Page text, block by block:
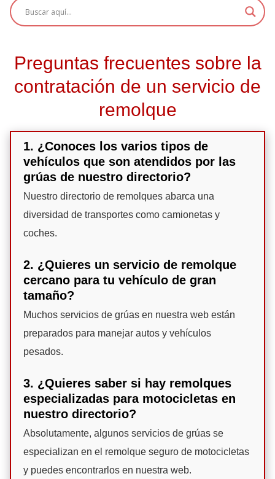
Preguntas frecuentes sobre la
contratación de un servicio de
remolque
1. ¿Conoces los varios tipos de
vehículos que son atendidos por las
grúas de nuestro directorio?
Nuestro directorio de remolques abarca una
diversidad de transportes como camionetas y
coches.
2. ¿Quieres un servicio de remolque
cercano para tu vehículo de gran
tamaño?
Muchos servicios de grúas en nuestra web están
preparados para manejar autos y vehículos
pesados.
3. ¿Quieres saber si hay remolques
especializadas para motocicletas en
nuestro directorio?
Absolutamente, algunos servicios de grúas se
especializan en el remolque seguro de motocicletas
y puedes encontrarlos en nuestra web.